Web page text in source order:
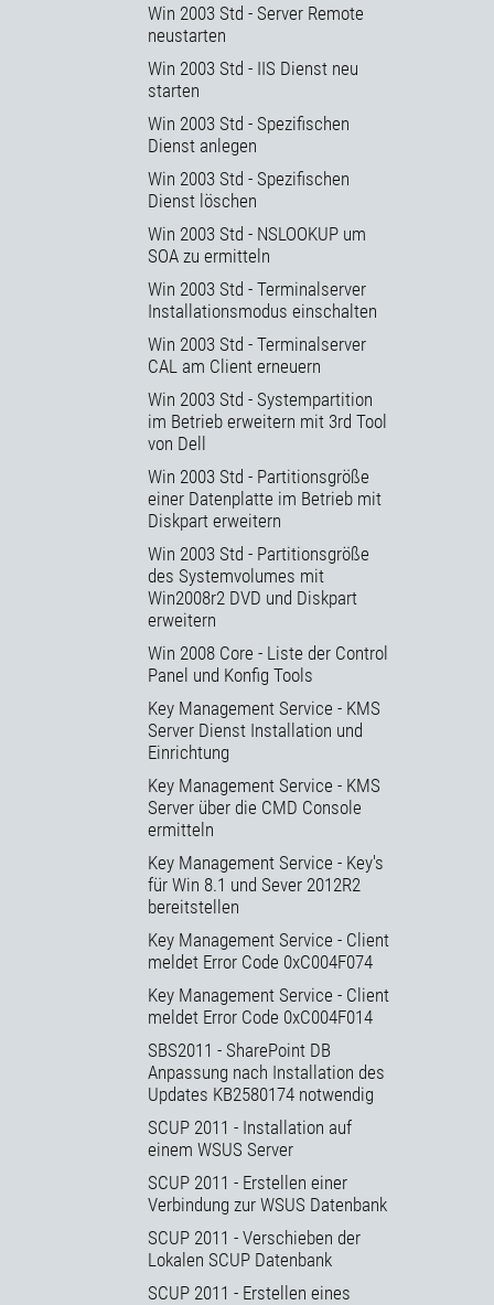
Win 2003 Std - Server Remote
neustarten
Win 2003 Std - IIS Dienst neu
starten
Win 2003 Std - Spezifischen
Dienst anlegen
Win 2003 Std - Spezifischen
Dienst löschen
Win 2003 Std - NSLOOKUP um
SOA zu ermitteln
Win 2003 Std - Terminalserver
Installationsmodus einschalten
Win 2003 Std - Terminalserver
CAL am Client erneuern
Win 2003 Std - Systempartition
im Betrieb erweitern mit 3rd Tool
von Dell
Win 2003 Std - Partitionsgröße
einer Datenplatte im Betrieb mit
Diskpart erweitern
Win 2003 Std - Partitionsgröße
des Systemvolumes mit
Win2008r2 DVD und Diskpart
erweitern
Win 2008 Core - Liste der Control
Panel und Konfig Tools
Key Management Service - KMS
Server Dienst Installation und
Einrichtung
Key Management Service - KMS
Server über die CMD Console
ermitteln
Key Management Service - Key's
für Win 8.1 und Sever 2012R2
bereitstellen
Key Management Service - Client
meldet Error Code 0xC004F074
Key Management Service - Client
meldet Error Code 0xC004F014
SBS2011 - SharePoint DB
Anpassung nach Installation des
Updates KB2580174 notwendig
SCUP 2011 - Installation auf
einem WSUS Server
SCUP 2011 - Erstellen einer
Verbindung zur WSUS Datenbank
SCUP 2011 - Verschieben der
Lokalen SCUP Datenbank
SCUP 2011 - Erstellen eines